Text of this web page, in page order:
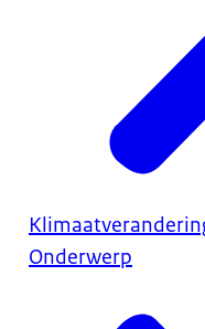
Onderwerp